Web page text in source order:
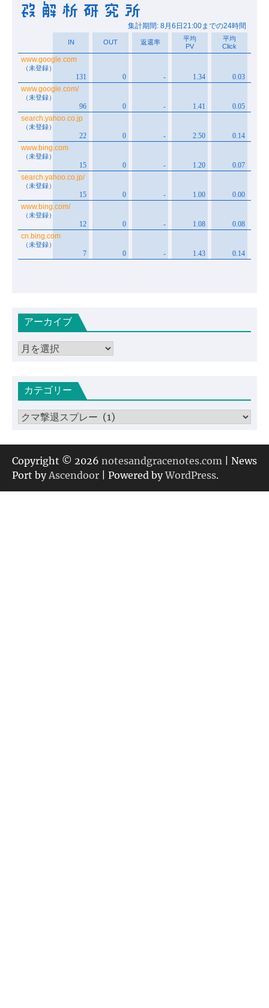
アーカイブ
ア
イカテゴリー
カ
ゴ
リ
ー
Copyright © 2026 notesandgracenotes.com | News
Port by Ascendoor | Powered byWordPress.